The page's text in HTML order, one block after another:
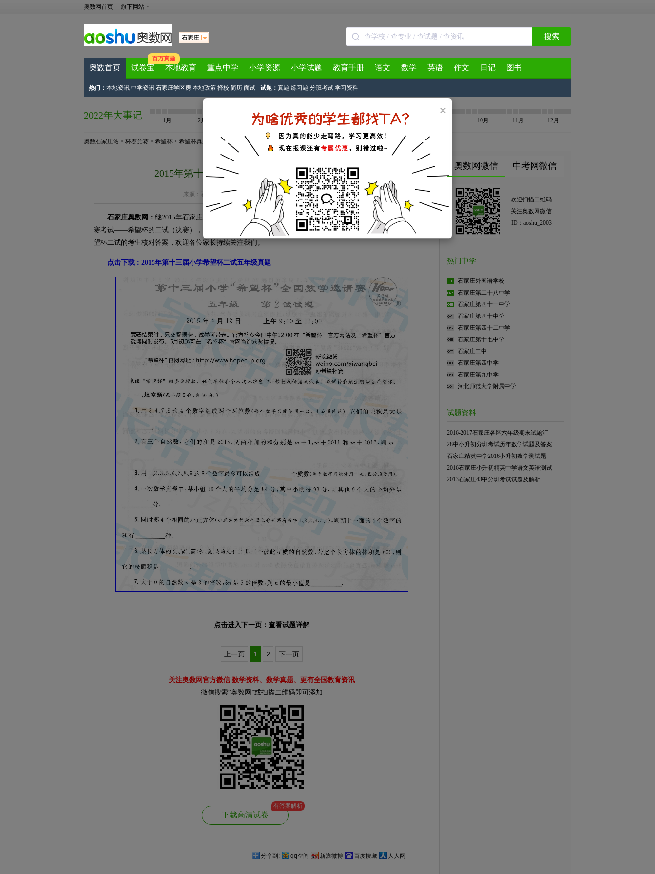
×
奥数网首页 旗下网站
石家庄 搜索
奥数首页 试卷宝
百万真题
本地教育 重点中学 小学资源 小学试题 教育手册 语文 数学 英语 作文 日记 图书
热门： 本地资讯 中学资讯 石家庄学区房 本地政策 择校 简历 面试 试题： 真题 练习题 分班考试 学习资料
2022年大事记 1月 2月 4月 5月 6月 7月 10月 11月 12月
奥数石家庄站 > 杯赛竞赛 > 希望杯 > 希望杯真题 > 正文
2015年第十三届小学希望杯二试五年级试题及答案
来源： 石家庄奥数网 作者：奥数网小编 2015-04-12 15:40:46
石家庄奥数网： 继2015年石家庄小升初华杯赛的考试之后，2015年4月12日（周日）迎来了石家庄小升初杯
赛考试——希望杯的二试（决赛），目前石家庄奥数网已经公布希望杯各年级试题和答案解析，供所有石家庄希
望杯二试的考生核对答案，欢迎各位家长持续关注我们。
点击下载：2015年第十三届小学希望杯二试五年级真题
点击进入下一页：查看试题详解
上一页 1 2 下一页
关注奥数网官方微信 数学资料、数学真题、更有全国教育资讯
微信搜索“奥数网”或扫描二维码即可添加
下载高清试卷
有答案解析
分享到: qq空间 新浪微博 百度搜藏 人人网
奥数网微信 中考网微信
欢迎扫描二维码
关注奥数网微信
ID：aoshu_2003
热门中学
石家庄外国语学校
石家庄第二十八中学
石家庄第四十一中学
石家庄第四十中学
石家庄第四十二中学
石家庄第十七中学
石家庄二中
石家庄第四中学
石家庄第九中学
河北师范大学附属中学
试题资料
2016-2017石家庄各区六年级期末试题汇
28中小升初分班考试历年数学试题及答案
石家庄精英中学2016小升初数学测试题
2016石家庄小升初精英中学语文英语测试
2013石家庄43中分班考试试题及解析